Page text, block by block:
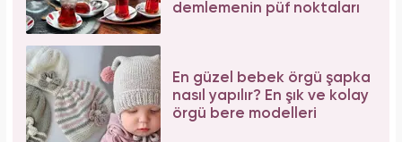
demlemenin püf noktaları
En güzel bebek örgü şapka
nasıl yapılır? En şık ve kolay
örgü bere modelleri